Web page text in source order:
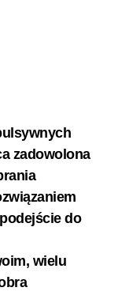
zadowolona
do
wielu